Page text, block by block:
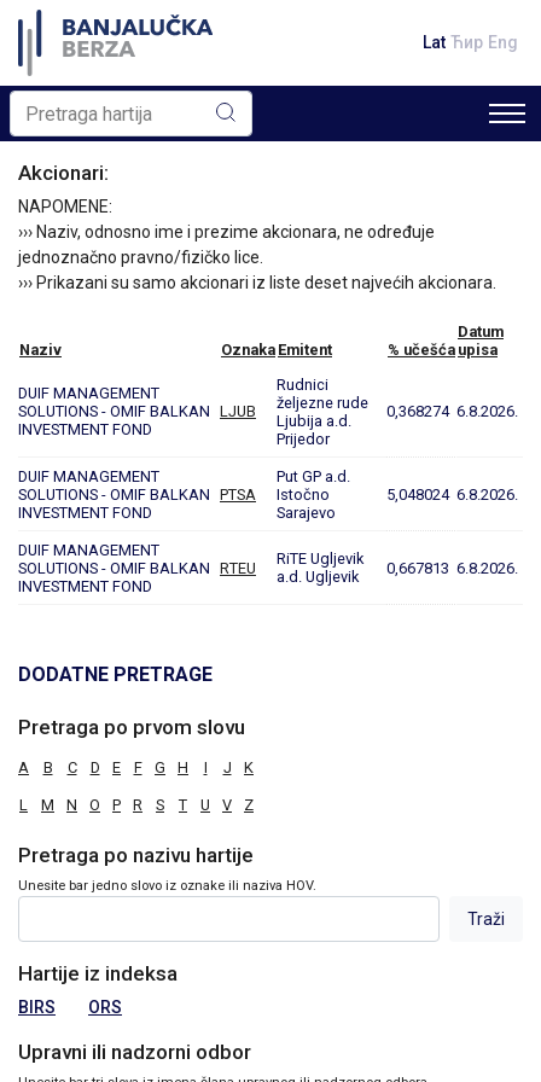
Lat Ћир Eng
Akcionari:
NAPOMENE:
››› Naziv, odnosno ime i prezime akcionara, ne određuje
jednoznačno pravno/fizičko lice.
››› Prikazani su samo akcionari iz liste deset najvećih akcionara.
Naziv Oznaka Emitent % učešća
Datum
upisa
DUIF MANAGEMENT
SOLUTIONS - OMIF BALKAN
INVESTMENT FOND
LJUB
Rudnici
željezne rude
Ljubija a.d.
Prijedor
0,368274 6.8.2026.
DUIF MANAGEMENT
SOLUTIONS - OMIF BALKAN
INVESTMENT FOND
PTSA
Put GP a.d.
Istočno
Sarajevo
5,048024 6.8.2026.
DUIF MANAGEMENT
SOLUTIONS - OMIF BALKAN
INVESTMENT FOND
RTEU
RiTE Ugljevik
a.d. Ugljevik
0,667813 6.8.2026.
DODATNE PRETRAGE
Pretraga po prvom slovu
A B C D E F G H I J K
L M N O P R S T U V Z
Pretraga po nazivu hartije
Unesite bar jedno slovo iz oznake ili naziva HOV.
Hartije iz indeksa
BIRS ORS
Upravni ili nadzorni odbor